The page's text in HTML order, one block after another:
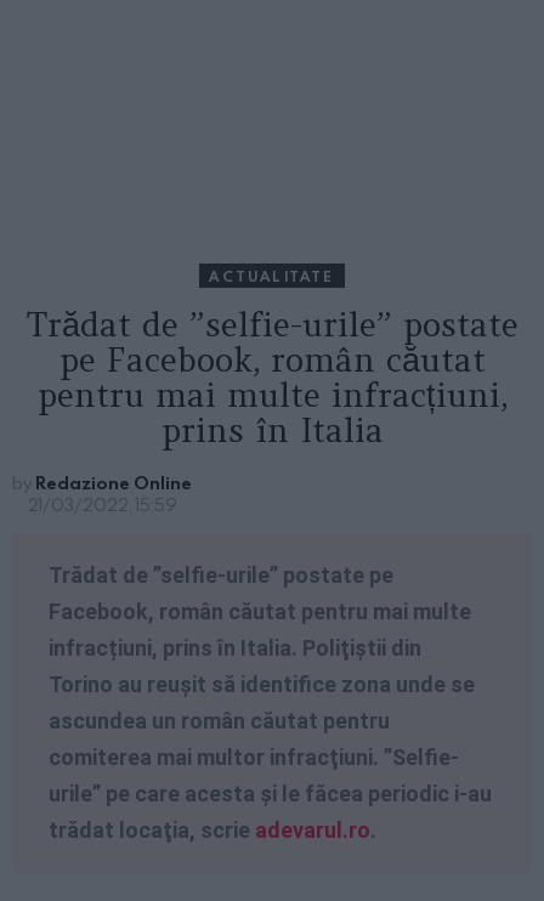
ACTUALITATE
Trădat de ”selfie-urile” postate
pe Facebook, român căutat
pentru mai multe infracțiuni,
prins în Italia
by Redazione Online
21/03/2022, 15:59
Trădat de ”selfie-urile” postate pe
Facebook, român căutat pentru mai multe
infracțiuni, prins în Italia. Poliţiştii din
Torino au reuşit să identifice zona unde se
ascundea un român căutat pentru
comiterea mai multor infracţiuni. ”Selfie-
urile” pe care acesta şi le făcea periodic i-au
trădat locaţia, scrie adevarul.ro.